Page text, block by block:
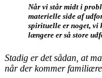
Når vi står midt i
materielle side af
spirituelle er noget, vi
længere er så store
Stadig er det sådan, at
når der kommer